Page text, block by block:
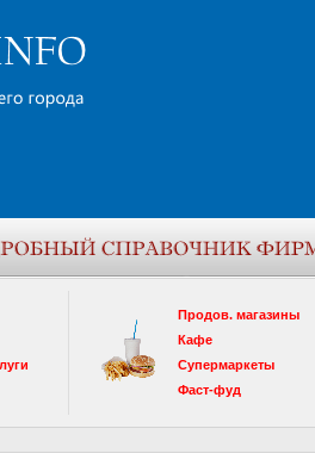
Продов. магазины
Кафе
Супермаркеты
Фаст-фуд